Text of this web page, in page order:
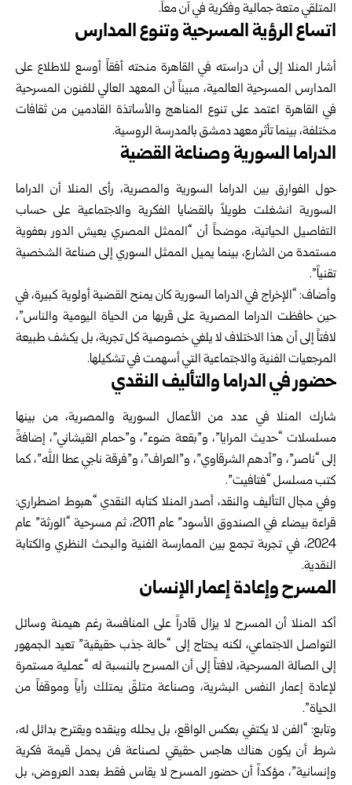
المتلقي متعة جمالية وفكرية في آن معاً.
اتساع الرؤية المسرحية وتنوع المدارس
أشار المنلا إلى أن دراسته في القاهرة منحته أفقاً أوسع للاطلاع على
المدارس المسرحية العالمية، مبيناً أن المعهد العالي للفنون المسرحية
في القاهرة اعتمد على تنوع المناهج والأساتذة القادمين من ثقافات
مختلفة، بينما تأثر معهد دمشق بالمدرسة الروسية.
الدراما السورية وصناعة القضية
حول الفوارق بين الدراما السورية والمصرية، رأى المنلا أن الدراما
السورية انشغلت طويلاً بالقضايا الفكرية والاجتماعية على حساب
التفاصيل الحياتية، موضحاً أن “الممثل المصري يعيش الدور بعفوية
مستمدة من الشارع، بينما يميل الممثل السوري إلى صناعة الشخصية
تقنياً”.
وأضاف: “الإخراج في الدراما السورية كان يمنح القضية أولوية كبيرة، في
حين حافظت الدراما المصرية على قربها من الحياة اليومية والناس”،
لافتاً إلى أن هذا الاختلاف لا يلغي خصوصية كل تجربة، بل يكشف طبيعة
المرجعيات الفنية والاجتماعية التي أسهمت في تشكيلها.
حضور في الدراما والتأليف النقدي
شارك المنلا في عدد من الأعمال السورية والمصرية، من بينها
مسلسلات “حديث المرايا”، و”بقعة ضوء”، و”حمام القيشاني”، إضافةً
إلى “ناصر”، و”أدهم الشرقاوي”، و”العراف”، و”فرقة ناجي عطا الله”، كما
كتب مسلسل “فتافيت”.
وفي مجال التأليف والنقد، أصدر المنلا كتابه النقدي “هبوط اضطراري:
قراءة بيضاء في الصندوق الأسود” عام 2011، ثم مسرحية “الورثة” عام
2024، في تجربة تجمع بين الممارسة الفنية والبحث النظري والكتابة
النقدية.
المسرح وإعادة إعمار الإنسان
أكد المنلا أن المسرح لا يزال قادراً على المنافسة رغم هيمنة وسائل
التواصل الاجتماعي، لكنه يحتاج إلى “حالة جذب حقيقية” تعيد الجمهور
إلى الصالة المسرحية، لافتاً إلى أن المسرح بالنسبة له “عملية مستمرة
لإعادة إعمار النفس البشرية، وصناعة متلقّ يمتلك رأياً وموقفاً من
الحياة”.
وتابع: “الفن لا يكتفي بعكس الواقع، بل يحلله وينقده ويقترح بدائل له،
شرط أن يكون هناك هاجس حقيقي لصناعة فن يحمل قيمة فكرية
وإنسانية”، مؤكداً أن حضور المسرح لا يقاس فقط بعدد العروض، بل